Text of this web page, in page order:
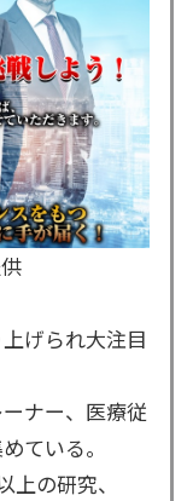
げられ大注目
ナー、医療従
ている。
上の研究、